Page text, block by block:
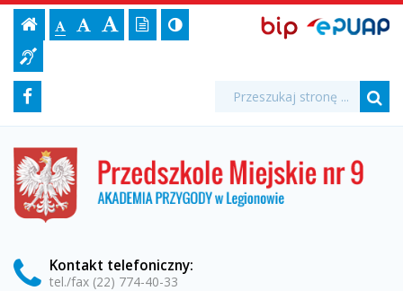
"TRAA-
ch"
w
Warszawie
Przedszkole
Miejskie
nr
Ustawienia
strony
Strona
główna
Czcionka,
jejCzcionkaCzcionka
Czcionka
Wersja
tekstowa
Kontrast
(włącz/wyłącz)
Informacja
dla
BIP,
Biuletyn
Informacji
EPUAP
Media
społecznościowe
Facebook Wyszukiwarka
Formularz
wyszukiwania
Wyszukiwana
fraza:
Przedszkole
Miejskie
nr
w
Kontakt telefoniczny:
tel./fax (22) 774-40-33